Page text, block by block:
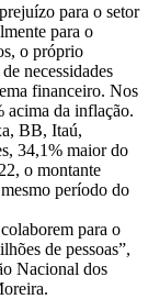
para o setor
para o
o próprio
necessidades
financeiro. Nos
acima da inflação.
BB, Itaú,
34,1% maior do
o montante
período do
para o
de pessoas”,
Nacional dos